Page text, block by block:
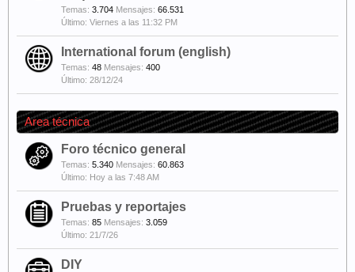
Temas: 3.704 Mensajes: 66.531
Viernes a las 11:32 PM
International forum (english)
Temas: 48 Mensajes: 400
28/12/24
Area técnica
Foro técnico general
Temas: 5.340 Mensajes: 60.863
Hoy a las 7:48 AM
Pruebas y reportajes
Temas: 85 Mensajes: 3.059
21/7/26
DIY